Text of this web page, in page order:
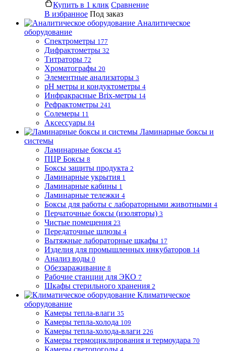
Купить в 1 клик Сравнение
В избранное Под заказ
Аналитическое
оборудование
Спектрометры 177
Дифрактометры 32
Титраторы 72
Хроматографы 20
Элементные анализаторы 3
pH метры и кондуктометры 4
Инфракрасные Brix-метры 14
Рефрактометры 241
Солемеры 11
Аксессуары 84
Ламинарные боксы и
системы
Ламинарные боксы 45
ПЦР Боксы 8
Боксы защиты продукта 2
Ламинарные укрытия 1
Ламинарные кабины 1
Ламинарные тележки 4
Боксы для работы с лабораторными животными 4
Перчаточные боксы (изоляторы) 3
Чистые помещения 23
Передаточные шлюзы 4
Вытяжные лабораторные шкафы 17
Изделия для промышленных инкубаторов 14
Анализ воды 0
Обеззараживание 8
Рабочие станции для ЭКО 7
Шкафы стерильного хранения 2
Климатическое
оборудование
Камеры тепла-влаги 35
Камеры тепла-холода 109
Камеры тепла-холода-влаги 226
Камеры термоциклирования и термоудара 70
Камеры светопогоды